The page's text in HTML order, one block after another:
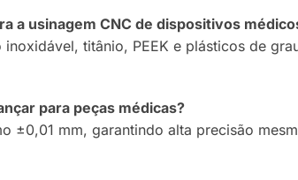
a usinagem CNC de dispositivos
titânio, PEEK e plásticos de
para peças médicas?
±0,01 mm, garantindo alta precisão